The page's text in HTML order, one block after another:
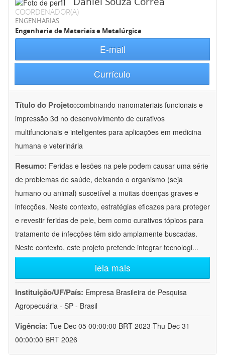
COORDENADOR(A)
ENGENHARIAS
Engenharia de Materiais e Metalúrgica
E-mail
Currículo
Título do Projeto:combinando nanomateriais funcionais e
impressão 3d no desenvolvimento de curativos
multifuncionais e inteligentes para aplicações em medicina
humana e veterinária
Resumo: Feridas e lesões na pele podem causar uma série
de problemas de saúde, deixando o organismo (seja
humano ou animal) suscetível a muitas doenças graves e
infecções. Neste contexto, estratégias eficazes para proteger
e revestir feridas de pele, bem como curativos tópicos para
tratamento de infecções têm sido amplamente buscadas.
Neste contexto, este projeto pretende integrar tecnologi...
leia mais
Instituição/UF/País: Empresa Brasileira de Pesquisa
Agropecuária - SP - Brasil
Vigência: Tue Dec 05 00:00:00 BRT 2023-Thu Dec 31
00:00:00 BRT 2026